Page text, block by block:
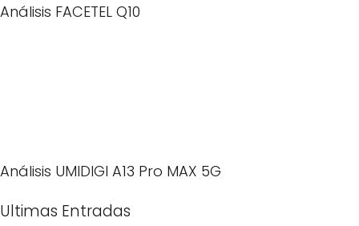
Análisis FACETEL Q10
Análisis UMIDIGI A13 Pro MAX 5G
Ultimas Entradas